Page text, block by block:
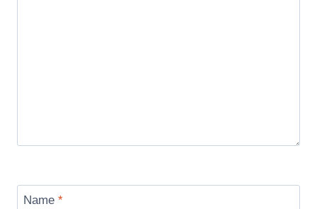
Name *